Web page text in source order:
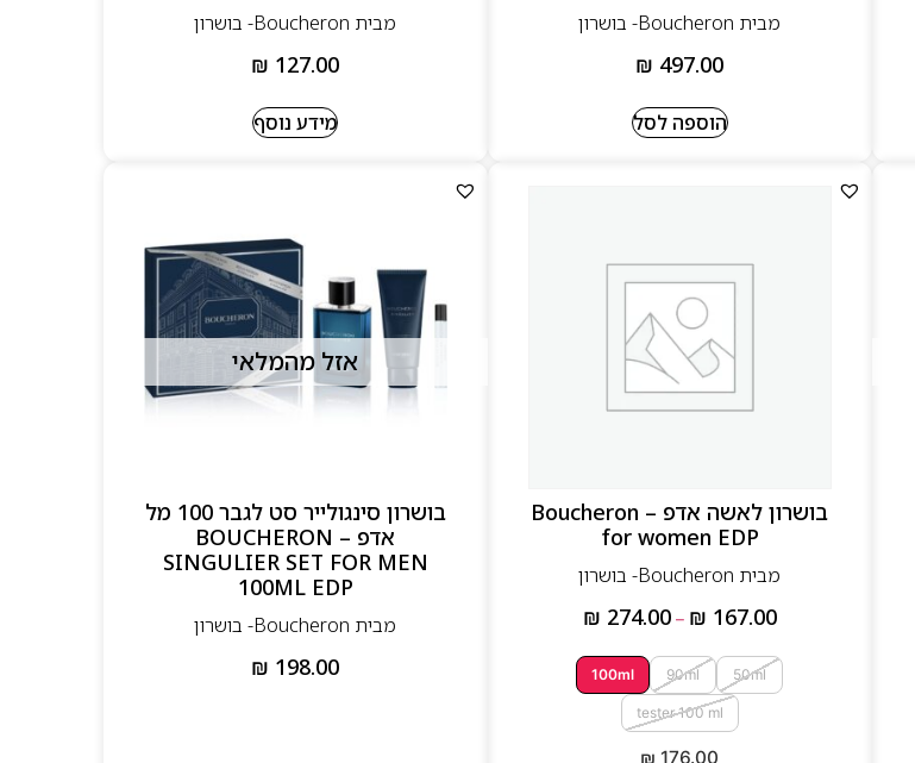
מבית Boucheron- בושרון
₪ 497.00
הוספה לסל
מבית Boucheron- בושרון
₪ 127.00
מידע נוסף
בושרון לאשה אדפ – Boucheron
for women EDP
מבית Boucheron- בושרון
₪ 167.00
–
₪ 274.00
50ml
90ml
100ml
tester 100 ml
₪ 176.00
אזל מהמלאי
בושרון סינגולייר סט לגבר 100 מל
אדפ – BOUCHERON
SINGULIER SET FOR MEN
100ML EDP
מבית Boucheron- בושרון
₪ 198.00